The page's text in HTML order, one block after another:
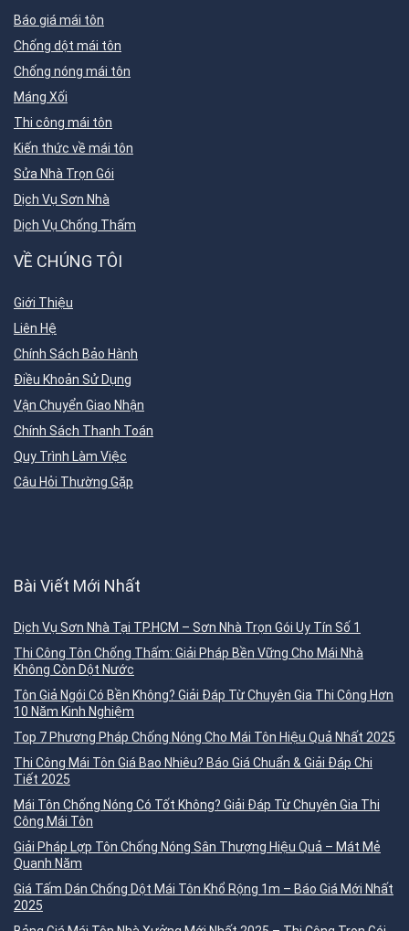
Báo giá mái tôn
Chống dột mái tôn
Chống nóng mái tôn
Máng Xối
Thi công mái tôn
Kiến thức về mái tôn
Sửa Nhà Trọn Gói
Dịch Vụ Sơn Nhà
Dịch Vụ Chống Thấm
VỀ CHÚNG TÔI
Giới Thiệu
Liên Hệ
Chính Sách Bảo Hành
Điều Khoản Sử Dụng
Vận Chuyển Giao Nhận
Chính Sách Thanh Toán
Quy Trình Làm Việc
Câu Hỏi Thường Gặp
Bài Viết Mới Nhất
Dịch Vụ Sơn Nhà Tại TP.HCM – Sơn Nhà Trọn Gói Uy Tín Số 1
Thi Công Tôn Chống Thấm: Giải Pháp Bền Vững Cho Mái Nhà
Không Còn Dột Nước
Tôn Giả Ngói Có Bền Không? Giải Đáp Từ Chuyên Gia Thi Công Hơn
10 Năm Kinh Nghiệm
Top 7 Phương Pháp Chống Nóng Cho Mái Tôn Hiệu Quả Nhất 2025
Thi Công Mái Tôn Giá Bao Nhiêu? Báo Giá Chuẩn & Giải Đáp Chi
Tiết 2025
Mái Tôn Chống Nóng Có Tốt Không? Giải Đáp Từ Chuyên Gia Thi
Công Mái Tôn
Giải Pháp Lợp Tôn Chống Nóng Sân Thượng Hiệu Quả – Mát Mẻ
Quanh Năm
Giá Tấm Dán Chống Dột Mái Tôn Khổ Rộng 1m – Báo Giá Mới Nhất
2025